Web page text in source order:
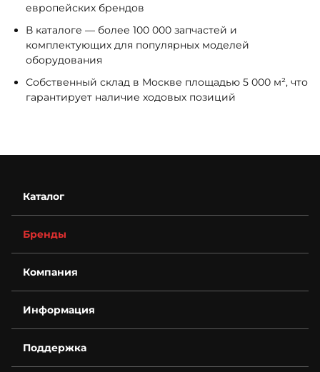
европейских брендов
В каталоге — более 100 000 запчастей и
комплектующих для популярных моделей
оборудования
Собственный склад в Москве площадью 5 000 м², что
гарантирует наличие ходовых позиций
Каталог
Бренды
Компания
Контакты
Деталировки
Для бизнеса
Спецпредложения
Информация
Гарантия
Условия оплаты
Поддержка